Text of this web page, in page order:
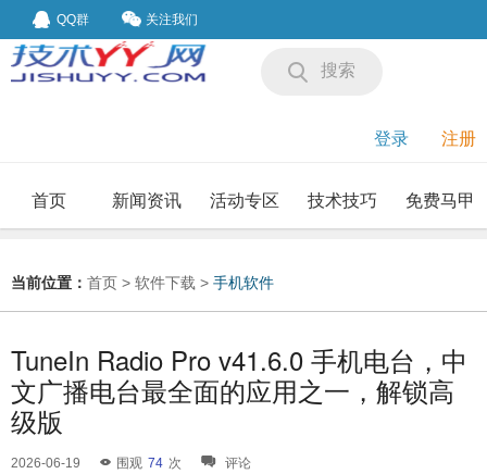
QQ群 关注我们
搜索
登录 注册
首页 新闻资讯 活动专区 技术技巧 免费马甲
当前位置： 首页 > 软件下载 > 手机软件
TuneIn Radio Pro v41.6.0 手机电台，中
文广播电台最全面的应用之一，解锁高
级版
2026-06-19 围观 74 次 评论